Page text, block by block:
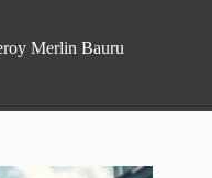
Merlin Bauru